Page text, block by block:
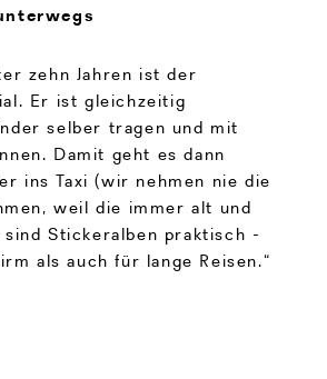
zehn Jahren ist der
Er ist gleichzeitig
selber tragen und mit
Damit geht es dann
ins Taxi (wir nehmen nie die
weil die immer alt und
Stickeralben praktisch -
als auch für lange Reisen.“